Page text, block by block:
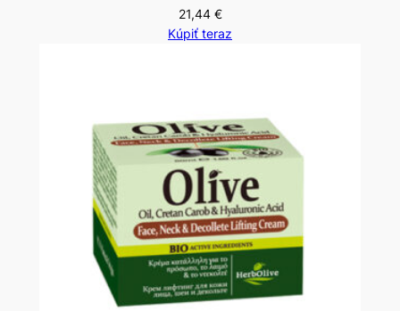
21,44 €
Kúpiť teraz